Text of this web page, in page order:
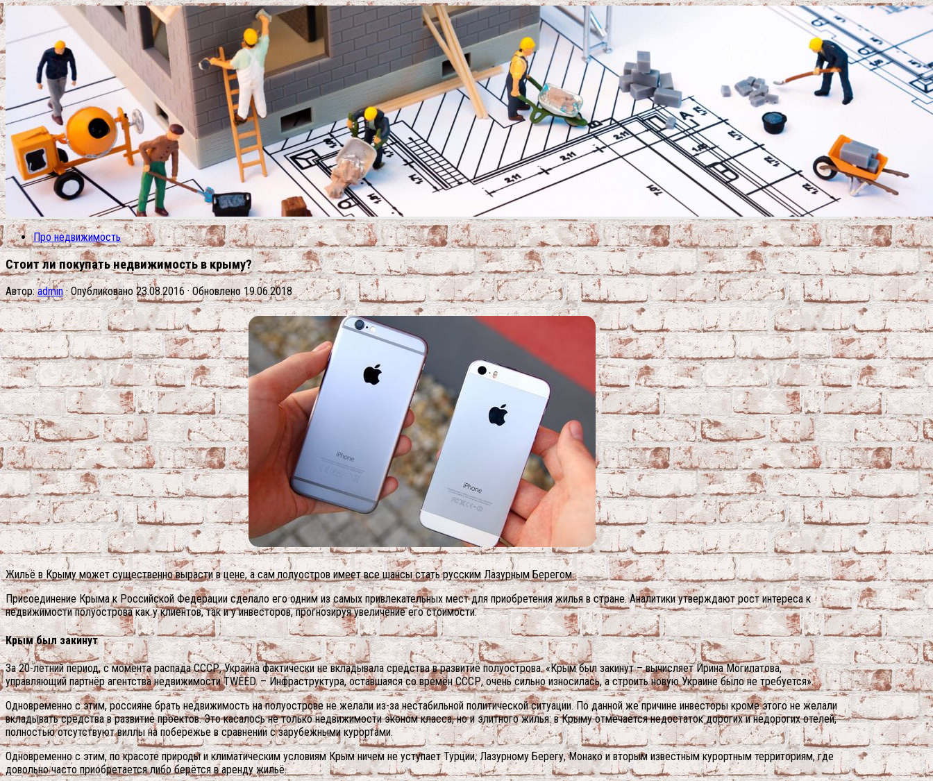
Про недвижимость
Стоит ли покупать недвижимость в крыму?
Автор:admin · Опубликовано23.08.2016· Обновлено19.06.2018
Жильё в Крыму может существенно вырасти в цене, а сам полуостров имеет все шансы стать русским Лазурным Берегом.
Присоединение Крыма к Российской Федерации сделало его одним из самых привлекательных мест для приобретения жилья в стране. Аналитики утверждают рост интереса к
недвижимости полуострова как у клиентов, так и у инвесторов, прогнозируя увеличение его стоимости.
Крым был закинут
За 20-летний период, с момента распада СССР, Украина фактически не вкладывала средства в развитие полуострова. «Крым был закинут – вычисляет Ирина Могилатова,
управляющий партнёр агентства недвижимости TWEED. – Инфраструктура, оставшаяся со времён СССР, очень сильно износилась, а строить новую Украине было не требуется».
Одновременно с этим, россияне брать недвижимость на полуострове не желали из-за нестабильной политической ситуации. По данной же причине инвесторы кроме этого не желали
вкладывать средства в развитие проектов. Это касалось не только недвижимости эконом класса, но и элитного жилья: в Крыму отмечается недостаток дорогих и недорогих отелей,
полностью отсутствуют виллы на побережье в сравнении с зарубежными курортами.
Одновременно с этим, по красоте природы и климатическим условиям Крым ничем не уступает Турции, Лазурному Берегу, Монако и вторым известным курортным территориям, где
довольно часто приобретается либо берётся в аренду жильё.